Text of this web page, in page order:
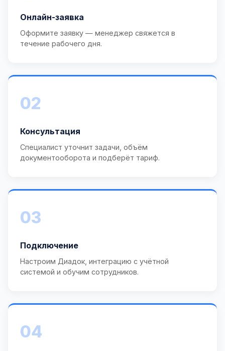
Онлайн-заявка
Оформите заявку — менеджер свяжется в
течение рабочего дня.
02
Консультация
Специалист уточнит задачи, объём
документооборота и подберёт тариф.
03
Подключение
Настроим Диадок, интеграцию с учётной
системой и обучим сотрудников.
04